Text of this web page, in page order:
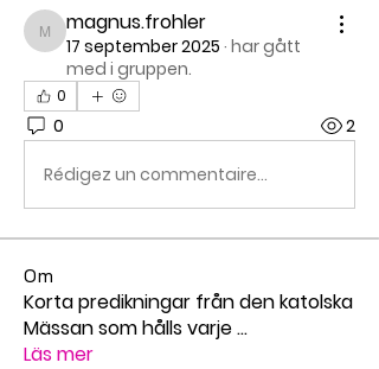
magnus.frohler
magnus.frohler
17 september 2025 · har gått
med i gruppen.
0
0 2
Rédigez un commentaire...
Om
Korta predikningar från den katolska
Mässan som hålls varje...
Läs mer